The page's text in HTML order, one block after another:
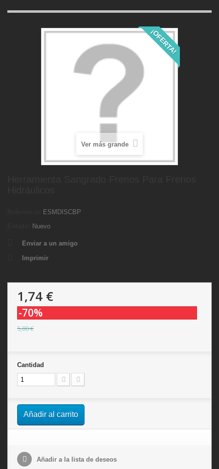
¡OFERTA!
Ver más grande
ESMDISCBP
Nuevo
Enviar a un amigo
Imprimir
1,74 €
-70%
5,80 €
Cantidad
Añadir al carrito
Añadir a la lista de deseos